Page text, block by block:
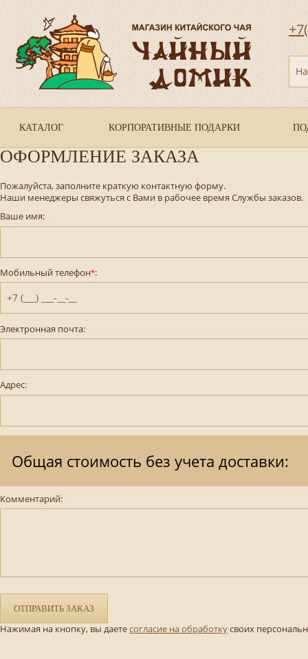
КАТАЛОГ КОРПОРАТИВНЫЕ ПОДАРКИ
ОФОРМЛЕНИЕ ЗАКАЗА
Пожалуйста, заполните краткую контактную форму.
Наши менеджеры свяжуться с Вами в рабочее время Службы заказов.
Ваше имя:
Мобильный телефон*:
+7 (___) ___-__-__
Электронная почта:
Адрес:
Общая стоимость без учета доставки:
Комментарий:
ОТПРАВИТЬ ЗАКАЗ
Нажимая на кнопку, вы даетесогласие на обработкусвоих